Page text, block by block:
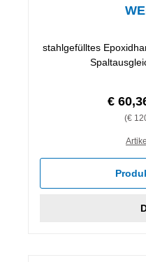
stahlgefülltes
€
(€